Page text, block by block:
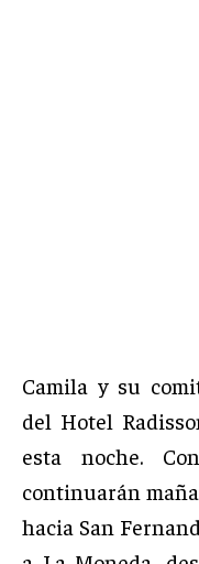
Camila y su
del Hotel
esta noche.
continuarán
hacia San